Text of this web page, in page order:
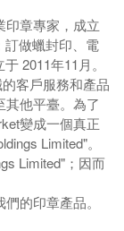
印章專家，成立
做蠟封印、電
于 2011年11月。
客戶服務和產品
他平臺。為了
變成一個真正
Limited"。
Limited"；因而
的印章產品。